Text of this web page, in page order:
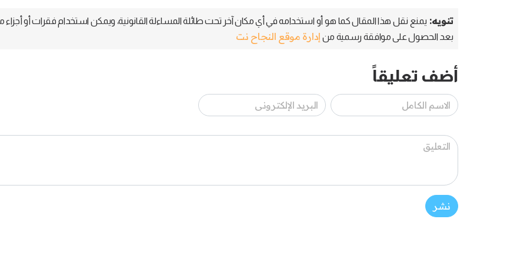
تنويه: يمنع نقل هذا المقال كما هو أو استخدامه في أي مكان آخر تحت طائلة المساءلة القانونية، ويمكن استخدام فقرات أو أجزاء
بعد الحصول على موافقة رسمية من إدارة موقع النجاح نت
أضف تعليقاً
نشر